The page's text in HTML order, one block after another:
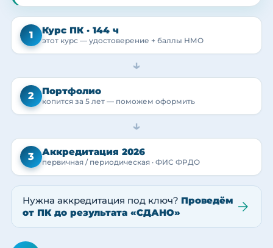
1 Курс ПК · 144 ч
этот курс — удостоверение + баллы НМО
→
2 Портфолио
копится за 5 лет — поможем оформить
→
3 Аккредитация 2026
первичная / периодическая · ФИС ФРДО
Нужна аккредитация под ключ? Проведём
от ПК до результата «СДАНО»